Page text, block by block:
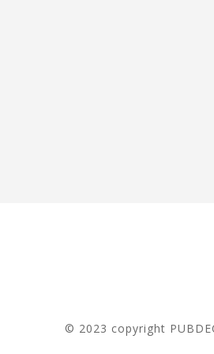
© 2023 copyright